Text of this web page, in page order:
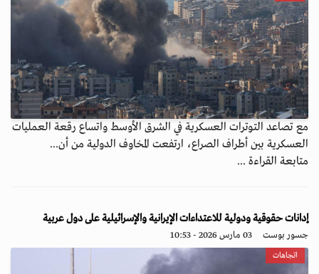
مع تصاعد التوترات العسكرية في الشرق الأوسط واتساع رقعة العمليات
العسكرية بين أطراف الصراع، ارتفعت المخاوف الدولية من أن...
متابعة القراءة ...
إدانات حقوقية ودولية للاعتداءات الإيرانية والإسرائيلية على دول عربية
جسور بوست 03 مارس 2026 - 10:53
اتجاهات